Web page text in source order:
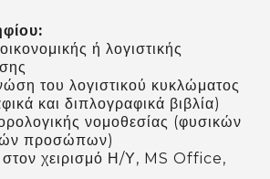
ή λογιστικής
του λογιστικού κυκλώματος
και διπλογραφικά βιβλία)
νομοθεσίας (φυσικών
προσώπων)
στον χειρισμό Η/Υ, MS Office,